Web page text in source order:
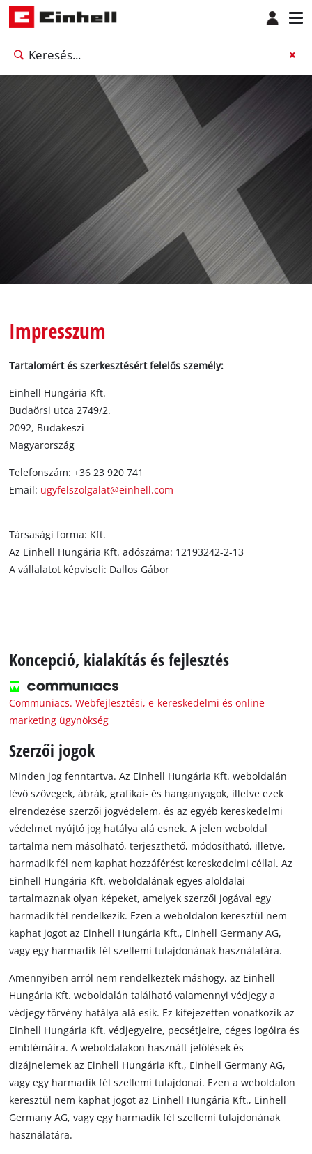
Impresszum
Tartalomért és szerkesztésért felelős személy:
Einhell Hungária Kft.
Budaörsi utca 2749/2.
2092, Budakeszi
Magyarország
Telefonszám: +36 23 920 741
Email: ugyfelszolgalat@einhell.com
Társasági forma: Kft.
Az Einhell Hungária Kft. adószáma: 12193242-2-13
A vállalatot képviseli: Dallos Gábor
Koncepció, kialakítás és fejlesztés
Communiacs. Webfejlesztési, e-kereskedelmi és online
marketing ügynökség
Szerzői jogok
Minden jog fenntartva. Az Einhell Hungária Kft. weboldalán
lévő szövegek, ábrák, grafikai- és hanganyagok, illetve ezek
elrendezése szerzői jogvédelem, és az egyéb kereskedelmi
védelmet nyújtó jog hatálya alá esnek. A jelen weboldal
tartalma nem másolható, terjeszthető, módosítható, illetve,
harmadik fél nem kaphat hozzáférést kereskedelmi céllal. Az
Einhell Hungária Kft. weboldalának egyes aloldalai
tartalmaznak olyan képeket, amelyek szerzői jogával egy
harmadik fél rendelkezik. Ezen a weboldalon keresztül nem
kaphat jogot az Einhell Hungária Kft., Einhell Germany AG,
vagy egy harmadik fél szellemi tulajdonának használatára.
Amennyiben arról nem rendelkeztek máshogy, az Einhell
Hungária Kft. weboldalán található valamennyi védjegy a
védjegy törvény hatálya alá esik. Ez kifejezetten vonatkozik az
Einhell Hungária Kft. védjegyeire, pecsétjeire, céges logóira és
emblémáira. A weboldalakon használt jelölések és
dizájnelemek az Einhell Hungária Kft., Einhell Germany AG,
vagy egy harmadik fél szellemi tulajdonai. Ezen a weboldalon
keresztül nem kaphat jogot az Einhell Hungária Kft., Einhell
Germany AG, vagy egy harmadik fél szellemi tulajdonának
használatára.